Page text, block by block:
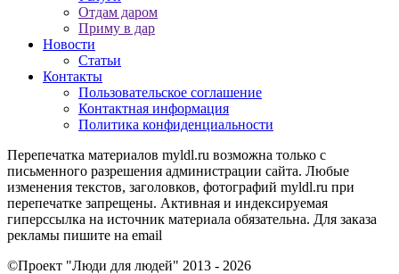
Отдам даром
Приму в дар
Новости
Статьи
Контакты
Пользовательское соглашение
Контактная информация
Политика конфиденциальности
Перепечатка материалов myldl.ru возможна только с
письменного разрешения администрации сайта. Любые
изменения текстов, заголовков, фотографий myldl.ru при
перепечатке запрещены. Активная и индексируемая
гиперссылка на источник материала обязательна. Для заказа
рекламы пишите на еmail
©Проект "Люди для людей" 2013 - 2026